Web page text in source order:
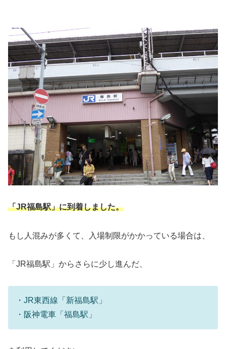
「JR福島駅」に到着しました。
もし人混みが多くて、入場制限がかかっている場合は、
「JR福島駅」からさらに少し進んだ、
・JR東西線「新福島駅」
・阪神電車「福島駅」